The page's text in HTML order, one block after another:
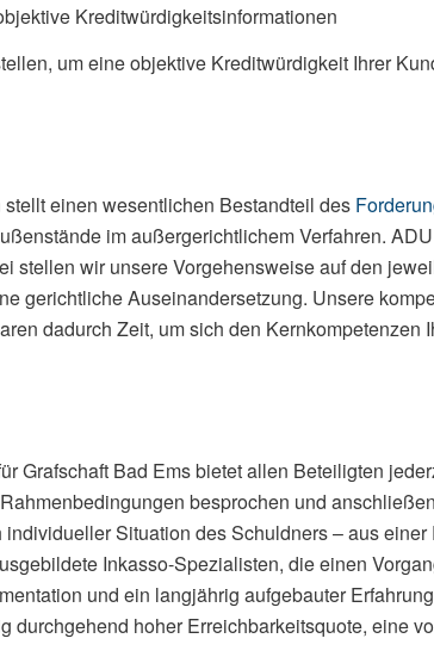
Kreditwürdigkeitsinformationen
um eine objektive Kreditwürdigkeit Ihrer
einen wesentlichen Bestandteil des
im außergerichtlichem Verfahren.
stellen wir unsere Vorgehensweise auf den
gerichtliche Auseinandersetzung. Unsere
dadurch Zeit, um sich den Kernkompetenzen
Grafschaft Bad Ems bietet allen Beteiligten
besprochen und
Situation des Schuldners – aus
Inkasso-Spezialisten, die einen
und ein langjährig aufgebauter
durchgehend hoher Erreichbarkeitsquote, eine